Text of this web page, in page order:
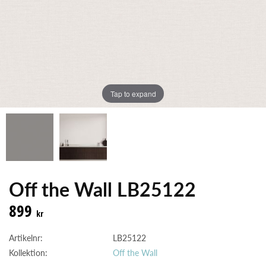
Tap to expand
Off the Wall LB25122
899 kr
Artikelnr:
LB25122
Kollektion:
Off the Wall